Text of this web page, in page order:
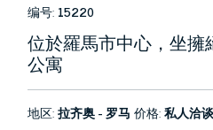
编号: 15220
位於羅馬市中心，坐擁
公寓
地区:拉齐奥 - 罗马 价格:私人洽谈